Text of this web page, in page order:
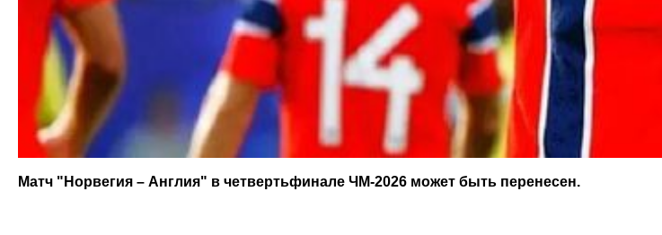
Матч "Норвегия – Англия" в четвертьфинале ЧМ-2026 может быть перенесен.